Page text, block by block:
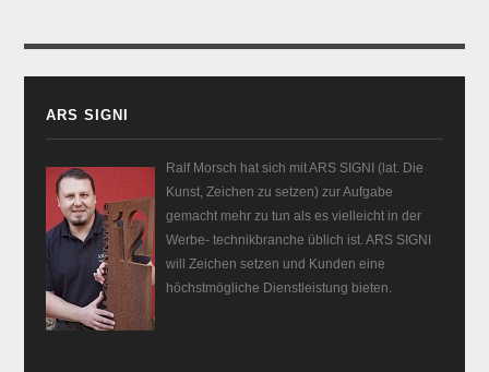
ARS SIGNI
Ralf Morsch hat sich mit ARS SIGNI (lat. Die
Kunst, Zeichen zu setzen) zur Aufgabe
gemacht mehr zu tun als es vielleicht in der
Werbe- technikbranche üblich ist. ARS SIGNI
will Zeichen setzen und Kunden eine
höchstmögliche Dienstleistung bieten.